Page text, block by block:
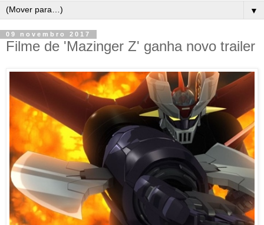
▼
09 novembro 2017
Filme de 'Mazinger Z' ganha novo trailer